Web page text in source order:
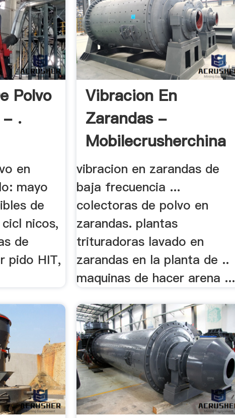
Polvo
- .
en
mayo
de
nicos,
de
pido HIT,
Vibracion En
Zarandas -
Mobilecrusherchina
vibracion en zarandas de
baja frecuencia ...
colectoras de polvo en
zarandas. plantas
trituradoras lavado en
zarandas en la planta de ..
maquinas de hacer arena ...